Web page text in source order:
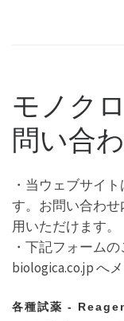
モノク
問い合
・当ウェブサイ
す。お問い合わ
用いただけます。
・下記フォーム
biologica.co.jp へ
各種試薬 -